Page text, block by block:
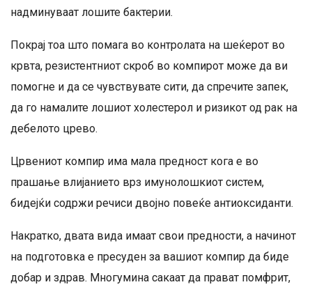
надминуваат лошите бактерии.
Покрај тоа што помага во контролата на шеќерот во
крвта, резистентниот скроб во компирот може да ви
помогне и да се чувствувате сити, да спречите запек,
да го намалите лошиот холестерол и ризикот од рак на
дебелото црево.
Црвениот компир има мала предност кога е во
прашање влијанието врз имунолошкиот систем,
бидејќи содржи речиси двојно повеќе антиоксиданти.
Накратко, двата вида имаат свои предности, а начинот
на подготовка е пресуден за вашиот компир да биде
добар и здрав. Многумина сакаат да прават помфрит,